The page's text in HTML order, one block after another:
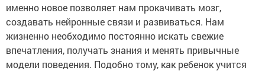
именно новое позволяет нам прокачивать мозг,
создавать нейронные связи и развиваться. Нам
жизненно необходимо постоянно искать свежие
впечатления, получать знания и менять привычные
модели поведения. Подобно тому, как ребенок учится